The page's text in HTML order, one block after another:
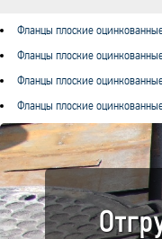
Фланцы плоские
Фланцы плоские
Фланцы плоские
Фланцы плоские